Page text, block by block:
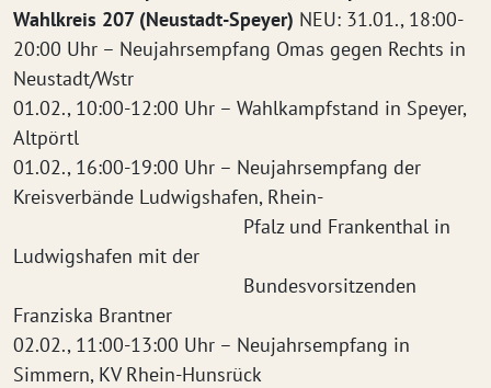
Wahlkreis 207 (Neustadt-Speyer) NEU: 31.01., 18:00-
20:00 Uhr – Neujahrsempfang Omas gegen Rechts in
Neustadt/Wstr
01.02., 10:00-12:00 Uhr – Wahlkampfstand in Speyer,
Altpörtl
01.02., 16:00-19:00 Uhr – Neujahrsempfang der
Kreisverbände Ludwigshafen, Rhein-
Pfalz und Frankenthal in
Ludwigshafen mit der
Bundesvorsitzenden
Franziska Brantner
02.02., 11:00-13:00 Uhr – Neujahrsempfang in
Simmern, KV Rhein-Hunsrück